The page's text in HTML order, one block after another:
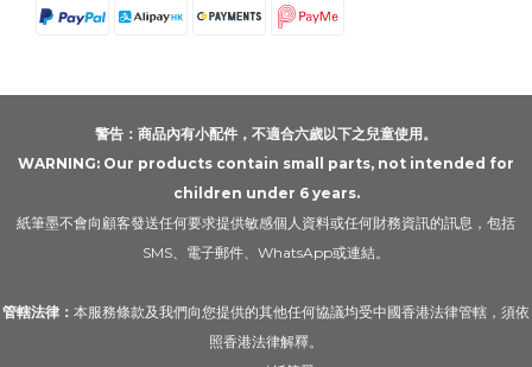
警告：商品內有小配件，不適合六歲以下之兒童使用。
WARNING: Our products contain small parts, not intended for
children under 6 years.
紙筆墨不會向顧客發送任何要求提供敏感個人資料或任何財務資訊的訊息，包括
SMS、電子郵件、WhatsApp或連結。
管轄法律： 本服務條款及我們向您提供的其他任何協議均受中國香港法律管轄，須依
照香港法律解釋。